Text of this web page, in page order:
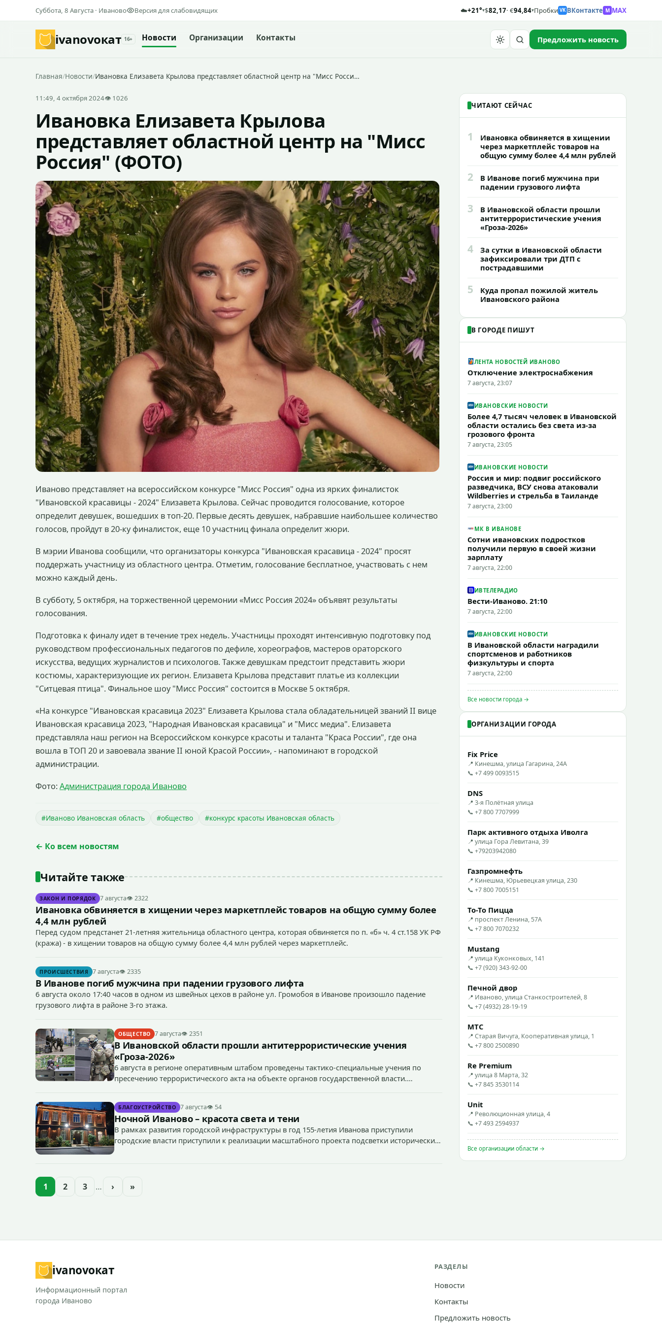
Суббота, 8 Августа · Иваново Версия для слабовидящих ☁️+21°▾$82,17· €94,84▾Пробки VK ВКонтакте M MAX
ivanovoкат 16+ Новости Организации Контакты Предложить новость
Главная/Новости/Ивановка Елизавета Крылова представляет областной центр на "Мисс Росси…
11:49, 4 октября 2024👁 1026
Ивановка Елизавета Крылова
представляет областной центр на "Мисс
Россия" (ФОТО)
Иваново представляет на всероссийском конкурсе "Мисс Россия" одна из ярких финалисток
"Ивановской красавицы - 2024" Елизавета Крылова. Сейчас проводится голосование, которое
определит девушек, вошедших в топ-20. Первые десять девушек, набравшие наибольшее количество
голосов, пройдут в 20-ку финалисток, еще 10 участниц финала определит жюри.
В мэрии Иванова сообщили, что организаторы конкурса "Ивановская красавица - 2024" просят
поддержать участницу из областного центра. Отметим, голосование бесплатное, участвовать с нем
можно каждый день.
В субботу, 5 октября, на торжественной церемонии «Мисс Россия 2024» объявят результаты
голосования.
Подготовка к финалу идет в течение трех недель. Участницы проходят интенсивную подготовку под
руководством профессиональных педагогов по дефиле, хореографов, мастеров ораторского
искусства, ведущих журналистов и психологов. Также девушкам предстоит представить жюри
костюмы, характеризующие их регион. Елизавета Крылова представит платье из коллекции
"Ситцевая птица". Финальное шоу "Мисс Россия" состоится в Москве 5 октября.
«На конкурсе "Ивановская красавица 2023" Елизавета Крылова стала обладательницей званий II вице
Ивановская красавица 2023, "Народная Ивановская красавица" и "Мисс медиа". Елизавета
представляла наш регион на Всероссийском конкурсе красоты и таланта "Краса России", где она
вошла в ТОП 20 и завоевала звание II юной Красой России», - напоминают в городской
администрации.
Фото: Администрация города Иваново
#Иваново Ивановская область #общество #конкурс красоты Ивановская область
← Ко всем новостям
Читайте также
ЗАКОН И ПОРЯДОК 7 августа👁 2322
Ивановка обвиняется в хищении через маркетплейс товаров на общую сумму более
4,4 млн рублей
Перед судом предстанет 21-летняя жительница областного центра, которая обвиняется по п. «б» ч. 4 ст.158 УК РФ
(кража) - в хищении товаров на общую сумму более 4,4 млн рублей через маркетплейс.
ПРОИСШЕСТВИЯ 7 августа👁 2335
В Иванове погиб мужчина при падении грузового лифта
6 августа около 17:40 часов в одном из швейных цехов в районе ул. Громобоя в Иванове произошло падение
грузового лифта в районе 3-го этажа.
ОБЩЕСТВО 7 августа👁 2351
В Ивановской области прошли антитеррористические учения
«Гроза-2026»
6 августа в регионе оперативным штабом проведены тактико-специальные учения по
пресечению террористического акта на объекте органов государственной власти.
БЛАГОУСТРОЙСТВО 7 августа👁 54
Ночной Иваново – красота света и тени
В рамках развития городской инфраструктуры в год 155-летия Иванова приступили
городские власти приступили к реализации масштабного проекта подсветки исторических
1 2 3 … › »
ЧИТАЮТ СЕЙЧАС
1
Ивановка обвиняется в хищении
через маркетплейс товаров на
общую сумму более 4,4 млн рублей
2
В Иванове погиб мужчина при
падении грузового лифта
3
В Ивановской области прошли
антитеррористические учения
«Гроза-2026»
4
За сутки в Ивановской области
зафиксировали три ДТП с
пострадавшими
5
Куда пропал пожилой житель
Ивановского района
В ГОРОДЕ ПИШУТ
ЛЕНТА НОВОСТЕЙ ИВАНОВО
Отключение электроснабжения
7 августа, 23:07
ИВАНОВСКИЕ НОВОСТИ
Более 4,7 тысяч человек в Ивановской
области остались без света из-за
грозового фронта
7 августа, 23:05
ИВАНОВСКИЕ НОВОСТИ
Россия и мир: подвиг российского
разведчика, ВСУ снова атаковали
Wildberries и стрельба в Таиланде
7 августа, 23:00
МК В ИВАНОВЕ
Сотни ивановских подростков
получили первую в своей жизни
зарплату
7 августа, 22:00
ИВТЕЛЕРАДИО
Вести-Иваново. 21:10
7 августа, 22:00
ИВАНОВСКИЕ НОВОСТИ
В Ивановской области наградили
спортсменов и работников
физкультуры и спорта
7 августа, 22:00
Все новости города →
ОРГАНИЗАЦИИ ГОРОДА
Fix Price
📍 Кинешма, улица Гагарина, 24А
📞 +7 499 0093515
DNS
📍 3-я Полётная улица
📞 +7 800 7707999
Парк активного отдыха Иволга
📍 улица Гора Левитана, 39
📞 +79203942080
Газпромнефть
📍 Кинешма, Юрьевецкая улица, 230
📞 +7 800 7005151
То-То Пицца
📍 проспект Ленина, 57А
📞 +7 800 7070232
Mustang
📍 улица Куконковых, 141
📞 +7 (920) 343-92-00
Печной двор
📍 Иваново, улица Станкостроителей, 8
📞 +7 (4932) 28-19-19
МТС
📍 Старая Вичуга, Кооперативная улица, 1
📞 +7 800 2500890
Re Premium
📍 улица 8 Марта, 32
📞 +7 845 3530114
Unit
📍 Революционная улица, 4
📞 +7 493 2594937
Все организации области →
ivanovoкат
Информационный портал
города Иваново
РАЗДЕЛЫ
Новости
Контакты
Предложить новость